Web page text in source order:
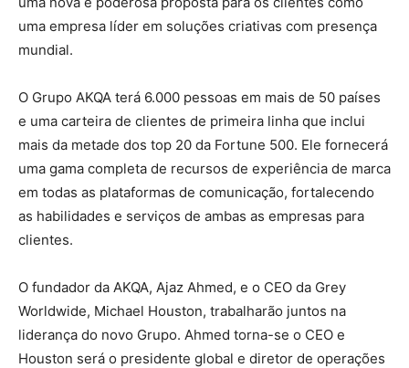
uma empresa líder em soluções criativas com presença
mundial.
O Grupo AKQA terá 6.000 pessoas em mais de 50 países
e uma carteira de clientes de primeira linha que inclui
mais da metade dos top 20 da Fortune 500. Ele fornecerá
uma gama completa de recursos de experiência de marca
em todas as plataformas de comunicação, fortalecendo
as habilidades e serviços de ambas as empresas para
clientes.
O fundador da AKQA, Ajaz Ahmed, e o CEO da Grey
Worldwide, Michael Houston, trabalharão juntos na
liderança do novo Grupo. Ahmed torna-se o CEO e
Houston será o presidente global e diretor de operações